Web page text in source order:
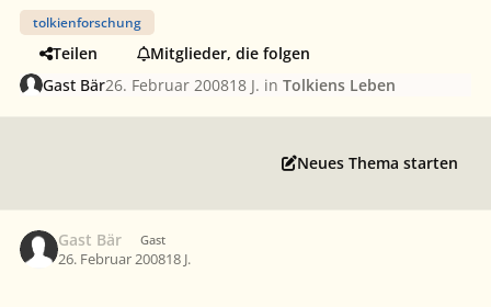
tolkienforschung
Teilen
Mitglieder, die folgen
Gast Bär26. Februar 200818 J. inTolkiens Leben
Neues Thema starten
Gast Bär Gast
26. Februar 200818 J.